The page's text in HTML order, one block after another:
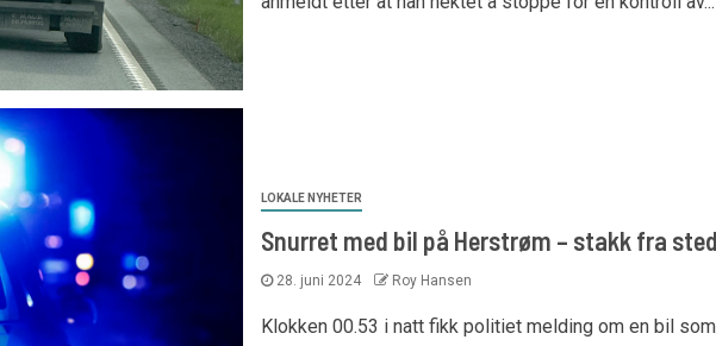
LOKALE NYHETER
Snurret med bil på Herstrøm – stakk fra
28. juni 2024 Roy Hansen
Klokken 00.53 i natt fikk politiet melding om en bil som